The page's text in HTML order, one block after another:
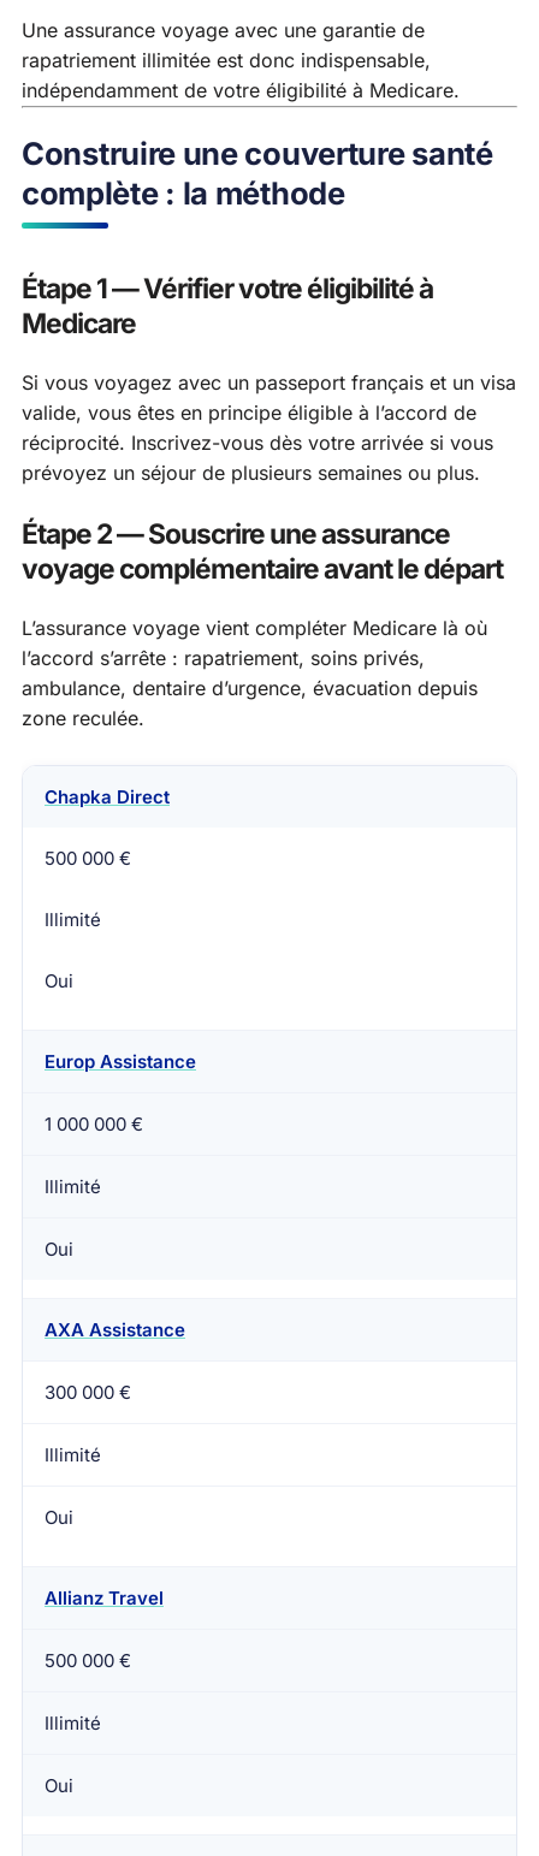
Une assurance voyage avec une garantie de
rapatriement illimitée est donc indispensable,
indépendamment de votre éligibilité à Medicare.
Construire une couverture santé
complète : la méthode
Étape 1 — Vérifier votre éligibilité à
Medicare
Si vous voyagez avec un passeport français et un visa
valide, vous êtes en principe éligible à l’accord de
réciprocité. Inscrivez-vous dès votre arrivée si vous
prévoyez un séjour de plusieurs semaines ou plus.
Étape 2 — Souscrire une assurance
voyage complémentaire avant le départ
L’assurance voyage vient compléter Medicare là où
l’accord s’arrête : rapatriement, soins privés,
ambulance, dentaire d’urgence, évacuation depuis
zone reculée.
Assureur Plafond frais médicaux
Chapka Direct
500 000 €
Illimité
Oui
Europ Assistance
1 000 000 €
Illimité
Oui
AXA Assistance
300 000 €
Illimité
Oui
Allianz Travel
500 000 €
Illimité
Oui